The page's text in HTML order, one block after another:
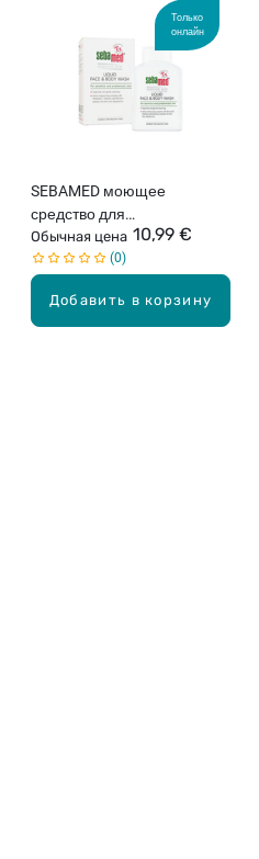
Только
онлайн
Добавить в корзину
SEBAMED моющее
средство для
чувствительной и
проблемной кожи лица и
тела, 200мл
Обычная цена 10,99 €
0